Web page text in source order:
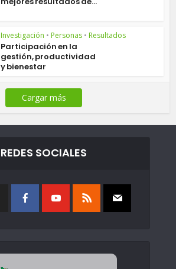
Investigación • Personas • Resultados
Participación en la
gestión, productividad
y bienestar
Cargar más
REDES SOCIALES